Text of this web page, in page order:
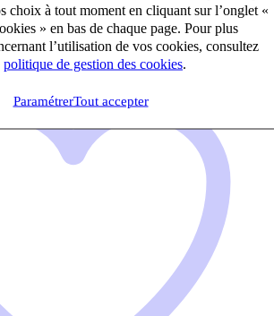
choix à tout moment en cliquant sur l’onglet «
» en bas de chaque page. Pour plus
l’utilisation de vos cookies, consultez
politique de gestion des cookies
ParamétrerTout accepter
Comptable